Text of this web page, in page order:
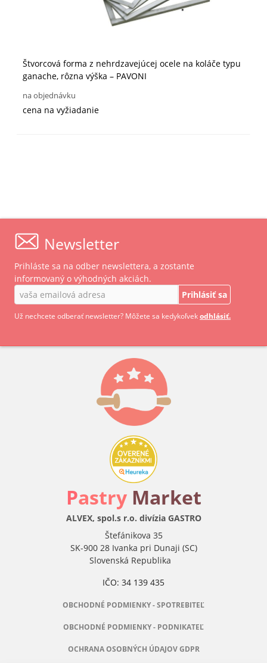
Štvorcová forma z nehrdzavejúcej ocele na koláče typu
ganache, rôzna výška – PAVONI
na objednávku
cena na vyžiadanie
Newsletter
Prihláste sa na odber newslettera, a zostante
informovaný o výhodných akciách.
Prihlásiť sa
Už nechcete odberať newsletter? Môžete sa kedykoľvekodhlásiť.
Pastry Market
ALVEX, spol.s r.o. divízia GASTRO
Štefánikova 35
SK-900 28 Ivanka pri Dunaji (SC)
Slovenská Republika
IČO: 34 139 435
OBCHODNÉ PODMIENKY - SPOTREBITEĽ
OBCHODNÉ PODMIENKY - PODNIKATEĽ
OCHRANA OSOBNÝCH ÚDAJOV GDPR